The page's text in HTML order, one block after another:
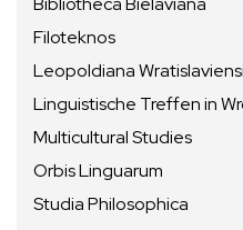
Filoteknos
Leopoldiana
Linguistische Treffen in
Multicultural Studies
Orbis Linguarum
Studia Philosophica